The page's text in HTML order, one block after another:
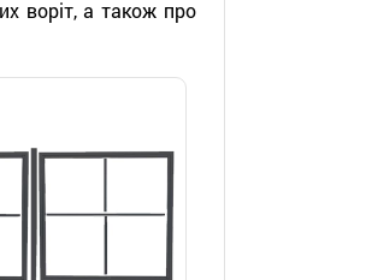
воріт, а також про